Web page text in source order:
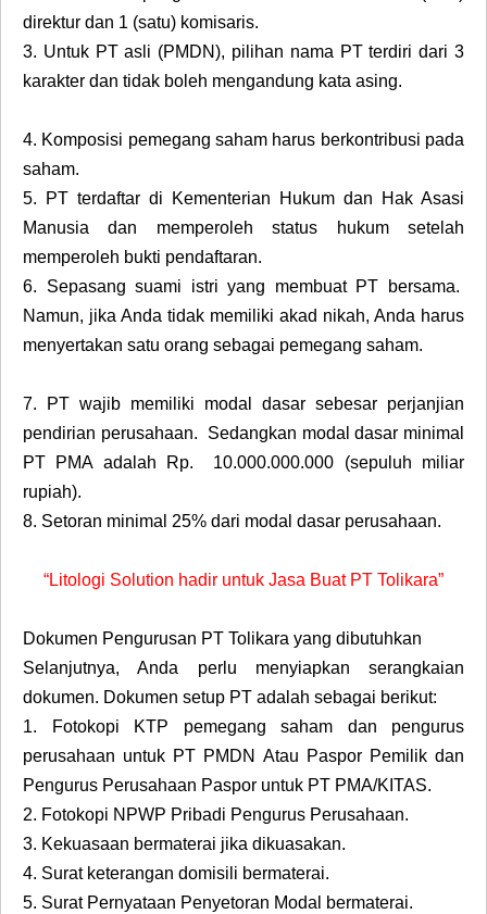
direktur dan 1 (satu) komisaris.
3. Untuk PT asli (PMDN), pilihan nama PT terdiri dari 3
karakter dan tidak boleh mengandung kata asing.
4. Komposisi pemegang saham harus berkontribusi pada
saham.
5.
PT terdaftar di Kementerian Hukum dan Hak Asasi
Manusia dan memperoleh status hukum setelah
memperoleh bukti pendaftaran.
6.
Sepasang suami istri yang membuat PT bersama.
Namun, jika Anda tidak memiliki akad nikah, Anda harus
menyertakan satu orang sebagai pemegang saham.
7.
PT wajib memiliki modal dasar sebesar perjanjian
pendirian perusahaan. Sedangkan modal dasar minimal
PT PMA adalah Rp. 10.000.000.000 (sepuluh miliar
rupiah).
8. Setoran minimal 25% dari modal dasar perusahaan.
“Litologi Solution hadir untuk Jasa Buat PT Tolikara”
Dokumen Pengurusan PT Tolikara yang dibutuhkan
Selanjutnya, Anda perlu menyiapkan serangkaian
dokumen. Dokumen setup PT adalah sebagai berikut:
1.
Fotokopi KTP pemegang saham dan pengurus
perusahaan untuk PT PMDN Atau Paspor Pemilik dan
Pengurus Perusahaan Paspor untuk PT PMA/KITAS.
2. Fotokopi NPWP Pribadi Pengurus Perusahaan.
3. Kekuasaan bermaterai jika dikuasakan.
4. Surat keterangan domisili bermaterai.
5. Surat Pernyataan Penyetoran Modal bermaterai.